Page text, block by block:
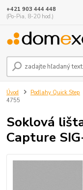
+421 903 444 448
(Po-Pia, 8-20 hod.)
Úvod Podlahy Quick Step
4755
Soklová
Capture